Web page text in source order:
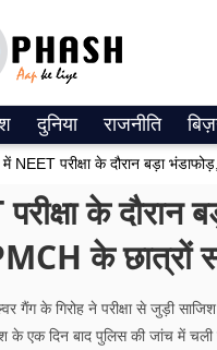
दुनिया राजनीति
के दौरान
के छात्रों
गैंग के गिरोह ने परीक्षा से जुड़ी
के एक दिन बाद पुलिस की जांच में